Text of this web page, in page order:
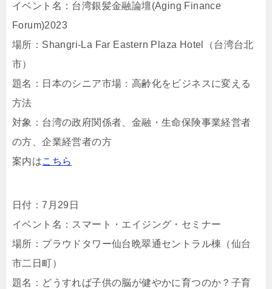
イベント名：台湾銀髪金融論壇(Aging Finance
Forum)2023
場所：Shangri-La Far Eastern Plaza Hotel（台湾台北
市）
題名：日本のシニア市場：高齢化をビジネスに変える
方法
対象：台湾の政府関係者、金融・生命保険事業経営者
の方、企業経営者の方
案内はこちら
日付：7月29日
イベント名：スマート・エイジング・セミナー
場所：プラウドタワー仙台晩翠通セントラル棟（仙台
市二日町）
題名：どうすれば子供の脳が健やかに育つのか？子育